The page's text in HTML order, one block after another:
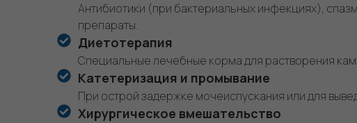
Антибиотики (при бактериальных инфекциях),
препараты.
Диетотерапия
Специальные лечебные корма для растворения
Катетеризация и промывание
При острой задержке мочеиспускания или для
Хирургическое вмешательство